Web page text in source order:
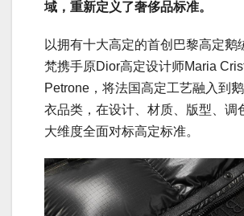
域，重新定义了奢侈品标准。
以拥有十大高定的首创巴黎高定鹅
梵携手原Dior高定设计师Maria
Petrone，将法国高定工艺融入到
衣品类，在设计、材质、版型、调
大维度全面对标高定标准。